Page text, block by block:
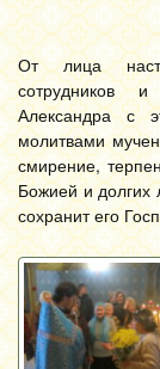
От лица
сотрудников
Александра с
молитвами
смирение,
Божией и долгих
сохранит его